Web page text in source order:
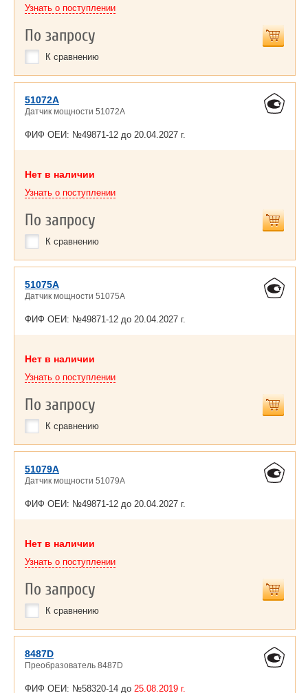
Узнать о поступлении
По запросу
К сравнению
51072A
Датчик мощности 51072A
ФИФ ОЕИ: №49871-12 до 20.04.2027 г.
Нет в наличии
Узнать о поступлении
По запросу
К сравнению
51075A
Датчик мощности 51075A
ФИФ ОЕИ: №49871-12 до 20.04.2027 г.
Нет в наличии
Узнать о поступлении
По запросу
К сравнению
51079A
Датчик мощности 51079A
ФИФ ОЕИ: №49871-12 до 20.04.2027 г.
Нет в наличии
Узнать о поступлении
По запросу
К сравнению
8487D
Преобразователь 8487D
ФИФ ОЕИ: №58320-14 до 25.08.2019 г.